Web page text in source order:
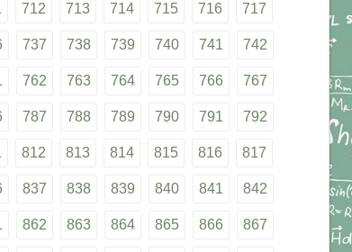
712 713 714 715 716 717
737 738 739 740 741 742
762 763 764 765 766 767
787 788 789 790 791 792
812 813 814 815 816 817
837 838 839 840 841 842
862 863 864 865 866 867